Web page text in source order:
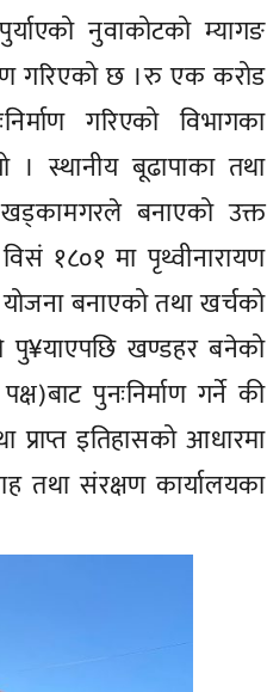
नुवाकोटको म्यागङ
गरिएको छ ।रु एक करोड
गरिएको विभागका
। स्थानीय बूढापाका तथा
बनाएको उक्त
१८०१ मा पृथ्वीनारायण
बनाएको तथा खर्चको
पु¥याएपछि खण्डहर बनेको
पुनःनिर्माण गर्ने की
इतिहासको आधारमा
तथा संरक्षण कार्यालयका